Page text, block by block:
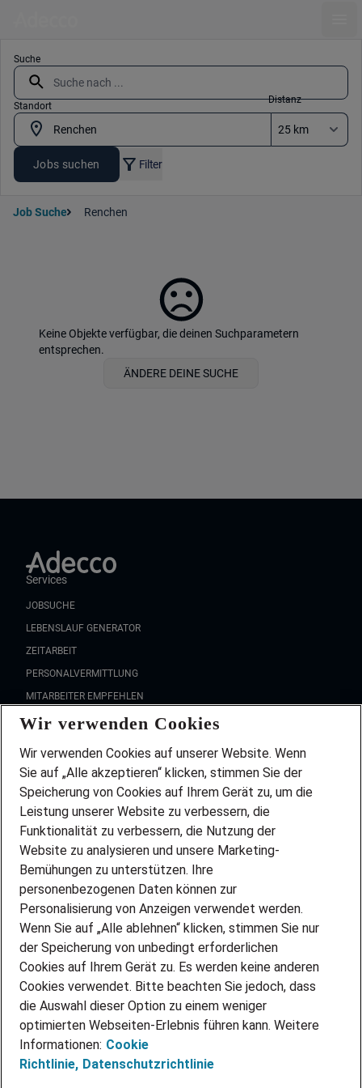
Suche
Standort
Distanz
Jobs suchen Filter
Job Suche Renchen
Keine Objekte verfügbar, die deinen Suchparametern
entsprechen.
ÄNDERE DEINE SUCHE
Services
JOBSUCHE
LEBENSLAUF GENERATOR
ZEITARBEIT
PERSONALVERMITTLUNG
MITARBEITER EMPFEHLEN
FAQ
Wir stellen ein!
DEINE BERUFSGRUPPE
DEINE LEBENSSITUATION
PARTNERSHIP WITH AIRBUS
INITIATIV BEWERBEN
ÜBER UNS
STANDORTE
BLOG
PRESSE
KONTAKT
@Adecco 2026
IMPRESSUM
DATENSCHUTZ
Wir verwenden Cookies
Wir verwenden Cookies auf unserer Website. Wenn
Sie auf „Alle akzeptieren“ klicken, stimmen Sie der
Speicherung von Cookies auf Ihrem Gerät zu, um die
Leistung unserer Website zu verbessern, die
Funktionalität zu verbessern, die Nutzung der
Website zu analysieren und unsere Marketing-
Bemühungen zu unterstützen. Ihre
personenbezogenen Daten können zur
Personalisierung von Anzeigen verwendet werden.
Wenn Sie auf „Alle ablehnen“ klicken, stimmen Sie nur
der Speicherung von unbedingt erforderlichen
Cookies auf Ihrem Gerät zu. Es werden keine anderen
Cookies verwendet. Bitte beachten Sie jedoch, dass
die Auswahl dieser Option zu einem weniger
optimierten Webseiten-Erlebnis führen kann. Weitere
Informationen: Cookie
Richtlinie, Datenschutzrichtlinie